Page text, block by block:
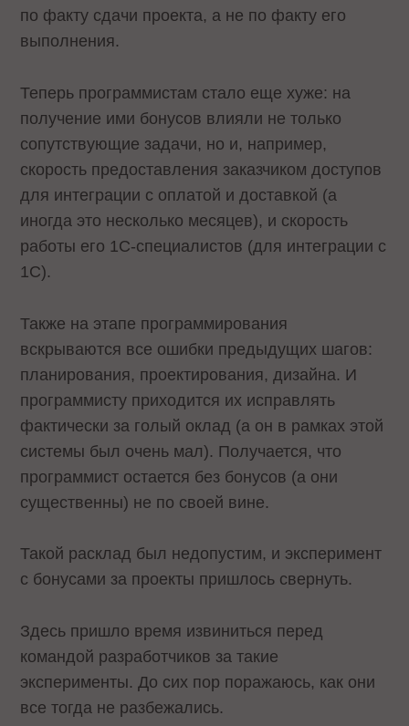
по факту сдачи проекта, а не по факту его
выполнения.
Теперь программистам стало еще хуже: на
получение ими бонусов влияли не только
сопутствующие задачи, но и, например,
скорость предоставления заказчиком доступов
для интеграции с оплатой и доставкой (а
иногда это несколько месяцев), и скорость
работы его 1С-специалистов (для интеграции с
1С).
Также на этапе программирования
вскрываются все ошибки предыдущих шагов:
планирования, проектирования, дизайна. И
программисту приходится их исправлять
фактически за голый оклад (а он в рамках этой
системы был очень мал). Получается, что
программист остается без бонусов (а они
существенны) не по своей вине.
Такой расклад был недопустим, и эксперимент
с бонусами за проекты пришлось свернуть.
Здесь пришло время извиниться перед
командой разработчиков за такие
эксперименты. До сих пор поражаюсь, как они
все тогда не разбежались.